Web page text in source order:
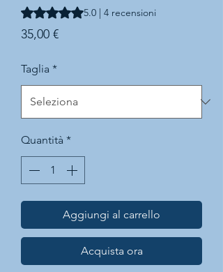
Sulla base di 4 recensioni, la
5.0 | 4 recensioni
35,00 €Prezzo
Taglia *
Quantità *
Aggiungi al carrello
Acquista ora